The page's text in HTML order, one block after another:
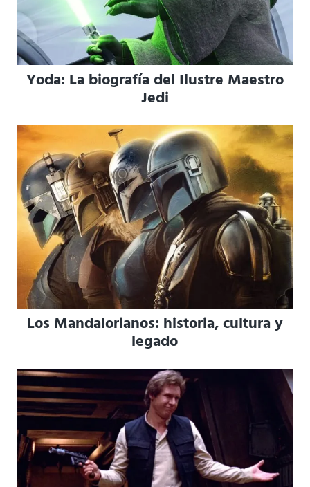
Yoda: La biografía del Ilustre Maestro
Jedi
Los Mandalorianos: historia, cultura y
legado